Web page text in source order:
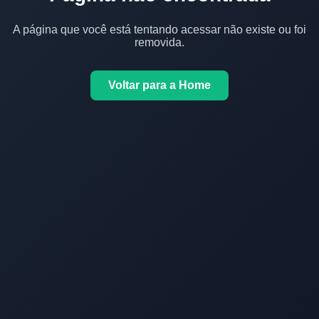
A página que você está tentando acessar não existe ou foi
removida.
Voltar para a Home